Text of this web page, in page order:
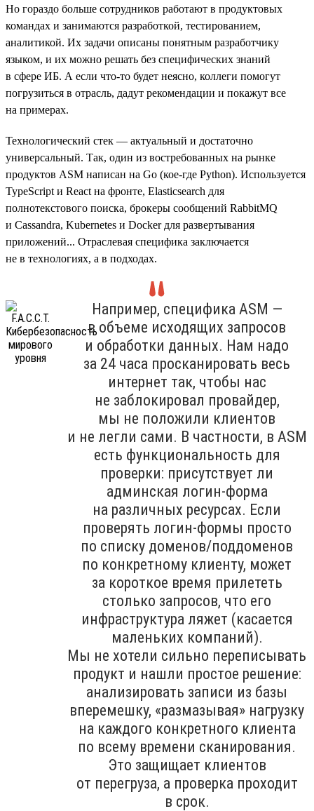
Но гораздо больше сотрудников работают в продуктовых
командах и занимаются разработкой, тестированием,
аналитикой. Их задачи описаны понятным разработчику
языком, и их можно решать без специфических знаний
в сфере ИБ. А если что-то будет неясно, коллеги помогут
погрузиться в отрасль, дадут рекомендации и покажут все
на примерах.
Технологический стек — актуальный и достаточно
универсальный. Так, один из востребованных на рынке
продуктов ASM написан на Go (кое-где Python). Используется
TypeScript и React на фронте, Elasticsearch для
полнотекстового поиска, брокеры сообщений RabbitMQ
и Cassandra, Kubernetes и Docker для развертывания
приложений... Отраслевая специфика заключается
не в технологиях, а в подходах.
Например, специфика ASM —
в объеме исходящих запросов
и обработки данных. Нам надо
за 24 часа просканировать весь
интернет так, чтобы нас
не заблокировал провайдер,
мы не положили клиентов
и не легли сами. В частности, в ASM
есть функциональность для
проверки: присутствует ли
админская логин-форма
на различных ресурсах. Если
проверять логин-формы просто
по списку доменов/поддоменов
по конкретному клиенту, может
за короткое время прилететь
столько запросов, что его
инфраструктура ляжет (касается
маленьких компаний).
Мы не хотели сильно переписывать
продукт и нашли простое решение:
анализировать записи из базы
вперемешку, «размазывая» нагрузку
на каждого конкретного клиента
по всему времени сканирования.
Это защищает клиентов
от перегруза, а проверка проходит
в срок.